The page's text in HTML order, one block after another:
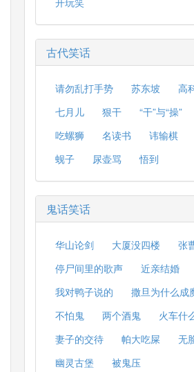
古代笑话
请勿乱打手势 苏东坡 高
七月儿
狠干 “干”与“操”
吃螺狮
名读书 讳输棋
蚬子
尿壶骂 悟到
鬼话笑话
华山论剑 大厦没四楼
张
停尸间里的歌声
近亲结婚
我对鸭子说的
撒旦为什么成
不怕鬼
两个酒鬼
火车什
妻子的交待
帕大吃屎
无
幽灵古堡
被鬼压